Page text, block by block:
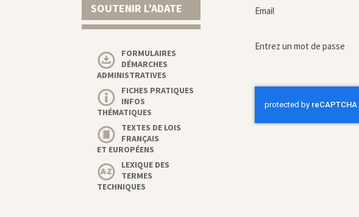
Email
Entrez un mot de passe
SOUTENIR L’ADATE
FORMULAIRES
DÉMARCHES
ADMINISTRATIVES
FICHES PRATIQUES
INFOS
THÉMATIQUES
TEXTES DE LOIS
FRANÇAIS
ET EUROPÉENS
LEXIQUE DES
TERMES
TECHNIQUES